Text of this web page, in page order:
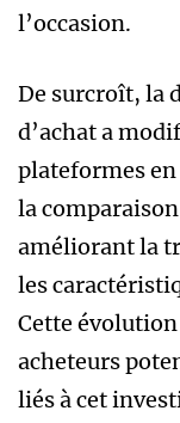
l’occasion.
De surcroît, la
d’achat a
plateformes
la
améliorant la
les
Cette
acheteurs
liés à cet